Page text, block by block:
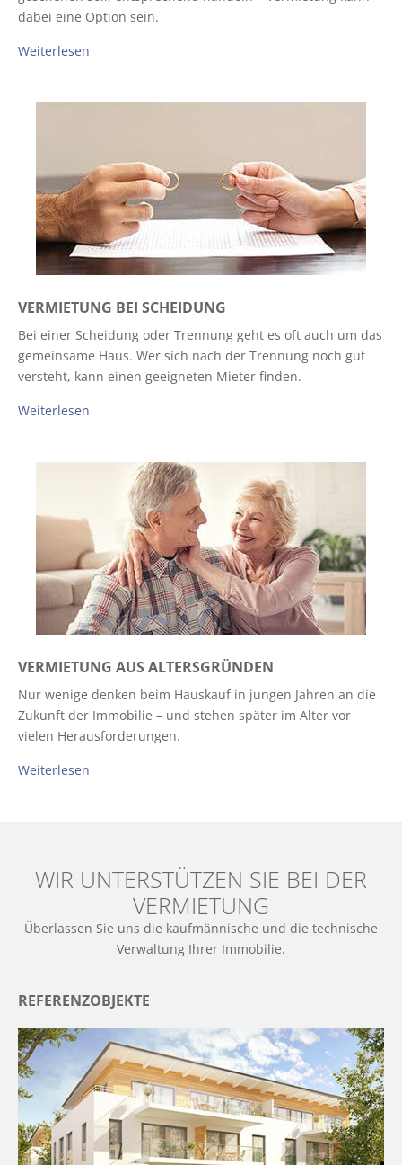
dabei eine Option sein.
Weiterlesen
VERMIETUNG BEI SCHEIDUNG
Bei einer Scheidung oder Trennung geht es oft auch um das
gemeinsame Haus. Wer sich nach der Trennung noch gut
versteht, kann einen geeigneten Mieter finden.
Weiterlesen
VERMIETUNG AUS ALTERSGRÜNDEN
Nur wenige denken beim Hauskauf in jungen Jahren an die
Zukunft der Immobilie – und stehen später im Alter vor
vielen Herausforderungen.
Weiterlesen
WIR UNTERSTÜTZEN SIE BEI DER
VERMIETUNG
Überlassen Sie uns die kaufmännische und die technische
Verwaltung Ihrer Immobilie.
REFERENZOBJEKTE